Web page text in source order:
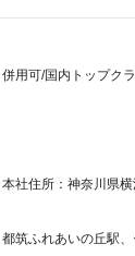
用可/国内トップク
本社住所：神奈川県
筑ふれあいの丘駅